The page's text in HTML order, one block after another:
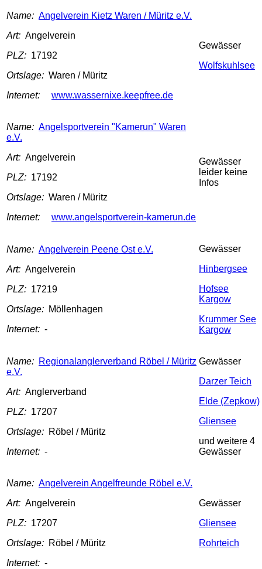
Name: Angelverein Kietz Waren / Müritz e.V.
Art: Angelverein
PLZ: 17192
Ortslage: Waren / Müritz
Internet:
www.wassernixe.keepfree.de
Gewässer
Wolfskuhlsee
Name: Angelsportverein "Kamerun" Waren
e.V.
Art: Angelverein
PLZ: 17192
Ortslage: Waren / Müritz
Internet:
www.angelsportverein-kamerun.de
Gewässer
leider keine
Infos
Name: Angelverein Peene Ost e.V.
Art: Angelverein
PLZ: 17219
Ortslage: Möllenhagen
Internet: -
Gewässer
Hinbergsee
Hofsee
Kargow
Krummer See
Kargow
Name: Regionalanglerverband Röbel / Müritz
e.V.
Art: Anglerverband
PLZ: 17207
Ortslage: Röbel / Müritz
Internet: -
Gewässer
Darzer Teich
Elde (Zepkow)
Gliensee
und weitere 4
Gewässer
Name: Angelverein Angelfreunde Röbel e.V.
Art: Angelverein
PLZ: 17207
Ortslage: Röbel / Müritz
Internet: -
Gewässer
Gliensee
Rohrteich